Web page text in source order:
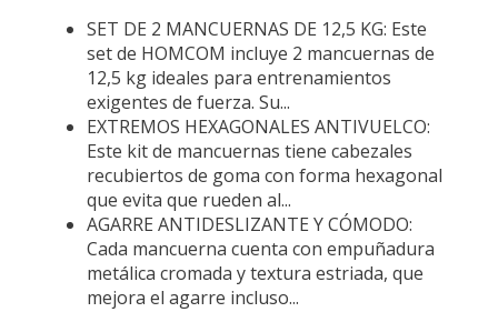
SET DE 2 MANCUERNAS DE 12,5 KG: Este
set de HOMCOM incluye 2 mancuernas de
12,5 kg ideales para entrenamientos
exigentes de fuerza. Su...
EXTREMOS HEXAGONALES ANTIVUELCO:
Este kit de mancuernas tiene cabezales
recubiertos de goma con forma hexagonal
que evita que rueden al...
AGARRE ANTIDESLIZANTE Y CÓMODO:
Cada mancuerna cuenta con empuñadura
metálica cromada y textura estriada, que
mejora el agarre incluso...